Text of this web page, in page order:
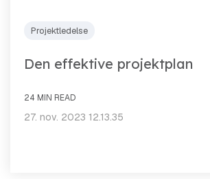
Projektledelse
Den effektive projektplan
24 MIN READ
27. nov. 2023 12.13.35